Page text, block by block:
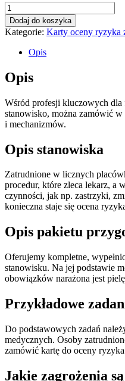
ilość
Ocena
ryzyka
zawodowego
pielęgniarka
Dodaj do koszyka
Kategorie: Karty oceny ryzyka
Opis
Opis
Wśród profesji kluczowych dla
stanowisko, można zamówić
i mechanizmów.
Opis stanowiska
Zatrudnione w licznych
procedur, które zleca lekarz, a
czynności, jak np. zastrzyki,
konieczna staje się ocena
Opis pakietu
Oferujemy kompletne,
stanowisku. Na jej podstawie
obowiązków narażona jest
Przykładowe
Do podstawowych zadań
medycznych. Osoby
zamówić kartę do oceny
Jakie zagrożenia